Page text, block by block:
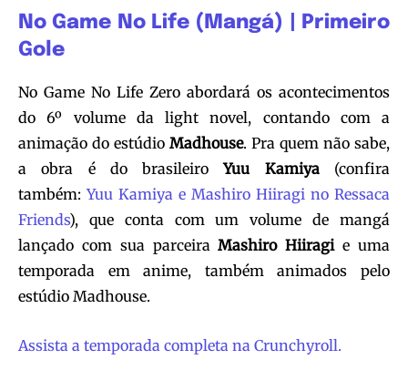
No Game No Life (Mangá) | Primeiro
Gole
No Game No Life Zero abordará os acontecimentos
do 6º volume da light novel, contando com a
animação do estúdio Madhouse. Pra quem não sabe,
a obra é do brasileiroYuu Kamiya(confira
também:Yuu Kamiya e Mashiro Hiiragi no Ressaca
Friends), que conta com um volume de mangá
lançado com sua parceiraMashiro Hiiragie uma
temporada em anime, também animados pelo
estúdio Madhouse.
Assista a temporada completa na Crunchyroll.